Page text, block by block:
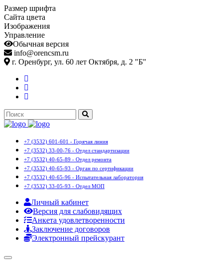
Размер шрифта
Сайта цвета
Изображения
Управление
Обычная версия
info@orencsm.ru
г. Оренбург, ул. 60 лет Октября, д. 2 "Б"
+7 (3532) 601-601 - Горячая линия
+7 (3532) 33-00-76 - Отдел стандартизации
+7 (3532) 40-65-89 - Отдел ремонта
+7 (3532) 40-65-93 - Орган по сертификации
+7 (3532) 40-65-96 - Испытательная лаборатория
+7 (3532) 33-05-93 - Отдел МОП
Личный кабинет
Версия для слабовидящих
Анкета удовлетворенности
Заключение договоров
Электронный прейскурант